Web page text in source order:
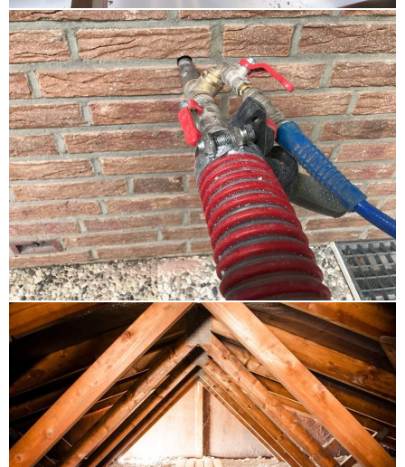
Schwarzenbek,Steicozell Elmshorn,
Zellulosedämmung Bad Segeberg Wahlstedt,
Hohlraumdämmung Fehmarn,Altbaudämmung
Büdelsdorf Fockbek Osterrönfeld,
Hohlschichtisolierung Heiligenhafen,
Dachschrägendämmung Tornesch,
Gebäudedämmung Halstenbek,energetische
Sanierung Schleswig Holstein,Kerndämmung
Büchen,HK 33 Rellingen,Geschossdeckendämmung
Kreis Steinburg,Kerndämmung Alsterdorf
Winterhude Eppendorf,Altbaudämmung Ratzeburg,
Geschossdeckendämmung Marne Meldorf,
Zellulosedämmung Sylt Föhr Amrum,
Altbaudämmung Heikendorf Laboe Mönkeberg,
Gebäudedämmung Gettorf,Steicozell Ahrensbök,
Hohlschichtisolierung Schwarzenbek,
Dachschrägendämmung Lauenburg,
Obergeschossdeckendämmung Preetz,
Hohlschichtisolierung Büdelsdorf Fockbek
Osterrönfeld